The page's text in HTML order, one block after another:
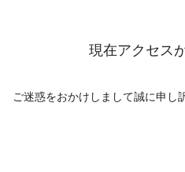
現在アクセス
ご迷惑をおかけしまして誠に申し